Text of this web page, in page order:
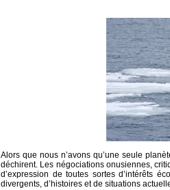
Alors que nous n’avons qu’une seule
déchirent. Les négociations onusiennes,
d’expression de toutes sortes d’intérêts
divergents, d’histoires et de situations